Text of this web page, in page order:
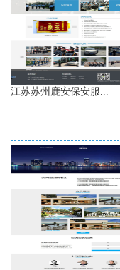
江苏苏州鹿安保安服...